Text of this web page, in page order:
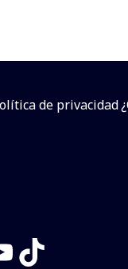
de privacidad
TikTok